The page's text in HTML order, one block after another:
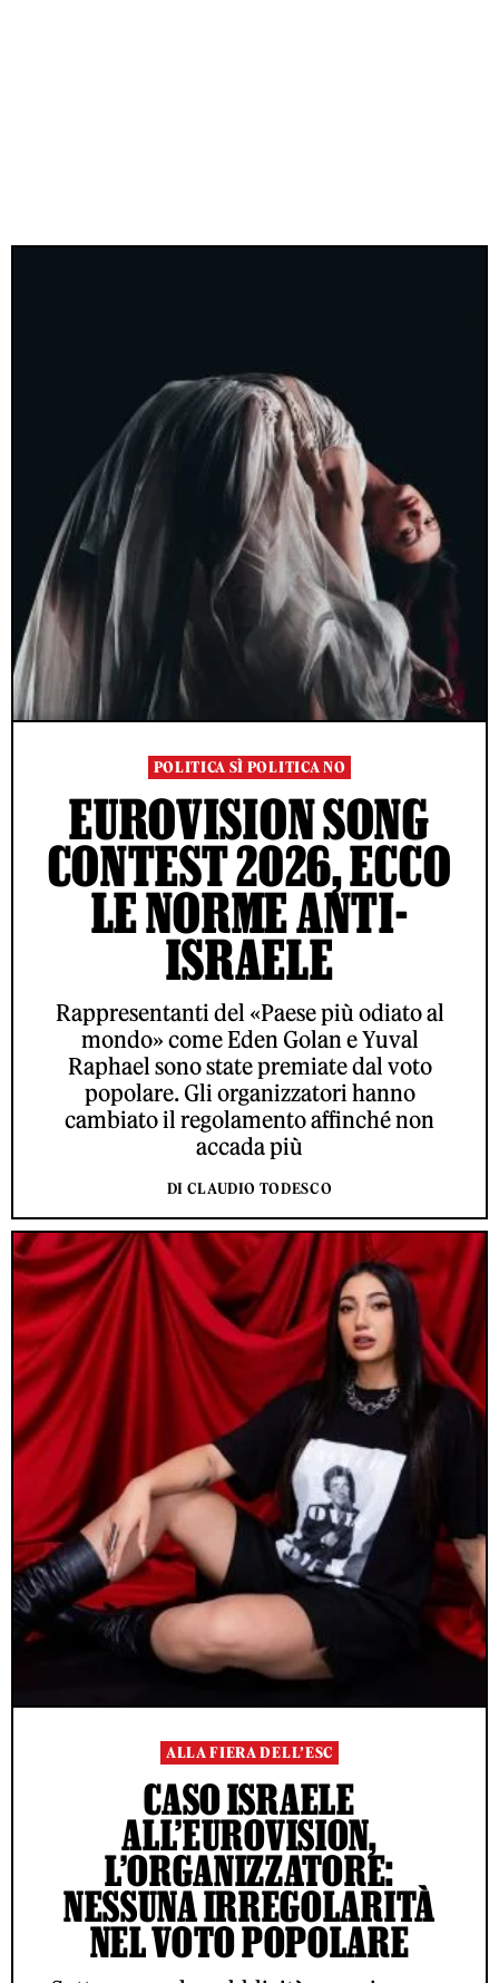
POLITICA SÌ POLITICA NO
EUROVISION SONG
CONTEST 2026, ECCO
LE NORME ANTI-
ISRAELE
Rappresentanti del «Paese più odiato al
mondo» come Eden Golan e Yuval
Raphael sono state premiate dal voto
popolare. Gli organizzatori hanno
cambiato il regolamento affinché non
accada più
DI CLAUDIO TODESCO
ALLA FIERA DELL’ESC
CASO ISRAELE
ALL’EUROVISION,
L’ORGANIZZATORE:
NESSUNA IRREGOLARITÀ
NEL VOTO POPOLARE